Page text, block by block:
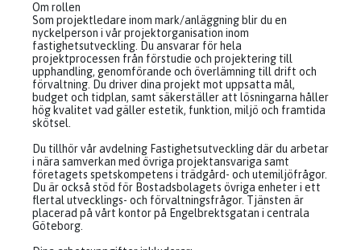
Om rollen
Som projektledare inom mark/anläggning blir du en
nyckelperson i vår projektorganisation inom
fastighetsutveckling. Du ansvarar för hela
projektprocessen från förstudie och projektering till
upphandling, genomförande och överlämning till drift och
förvaltning. Du driver dina projekt mot uppsatta mål,
budget och tidplan, samt säkerställer att lösningarna håller
hög kvalitet vad gäller estetik, funktion, miljö och framtida
skötsel.
Du tillhör vår avdelning Fastighetsutveckling där du arbetar
i nära samverkan med övriga projektansvariga samt
företagets spetskompetens i trädgård- och utemiljöfrågor.
Du är också stöd för Bostadsbolagets övriga enheter i ett
flertal utvecklings- och förvaltningsfrågor. Tjänsten är
placerad på vårt kontor på Engelbrektsgatan i centrala
Göteborg.